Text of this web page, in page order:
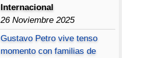
Internacional
26 Noviembre 2025
Gustavo Petro vive tenso
momento con familias de